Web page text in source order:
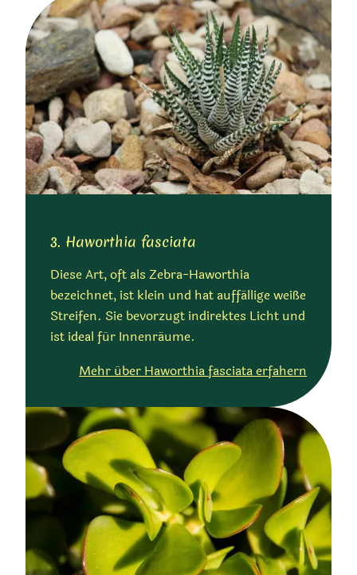
3. Haworthia fasciata
Diese Art, oft als Zebra-Haworthia
bezeichnet, ist klein und hat auffällige weiße
Streifen. Sie bevorzugt indirektes Licht und
ist ideal für Innenräume.
Mehr über Haworthia fasciata erfahern